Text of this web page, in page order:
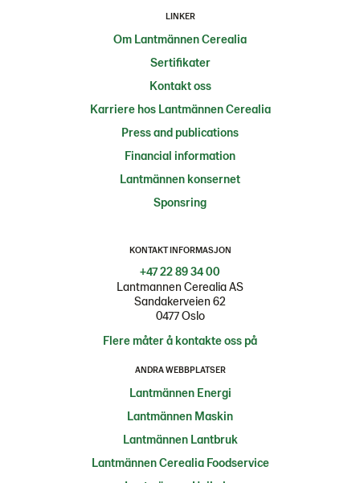
LINKER
Om Lantmännen Cerealia
Sertifikater
Kontakt oss
Karriere hos Lantmännen Cerealia
Press and publications
Financial information
Lantmännen konsernet
Sponsring
KONTAKT INFORMASJON
+47 22 89 34 00
Lantmannen Cerealia AS
Sandakerveien 62
0477 Oslo
Flere måter å kontakte oss på
ANDRA WEBBPLATSER
Lantmännen Energi
Lantmännen Maskin
Lantmännen Lantbruk
Lantmännen Cerealia Foodservice